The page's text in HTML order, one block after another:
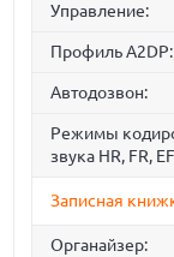
Управление:
Профиль A2DP:
Автодозвон:
Режимы
звука HR, FR,
Записная
Органайзер: